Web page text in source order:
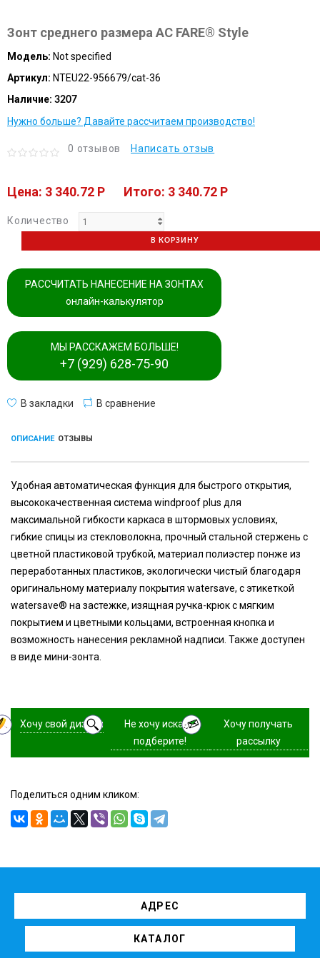
Зонт среднего размера AC FARE® Style
Модель: Not specified
Артикул: NTEU22-956679/cat-36
Наличие: 3207
Нужно больше? Давайте рассчитаем производство!
0 отзывов Написать отзыв
Цена: 3 340.72 P Итого: 3 340.72 P
Количество
В КОРЗИНУ
РАССЧИТАТЬ НАНЕСЕНИЕ НА ЗОНТАХ
онлайн-калькулятор
МЫ РАССКАЖЕМ БОЛЬШЕ!
+7 (929) 628-75-90
В закладки В сравнение
ОПИСАНИЕ ОТЗЫВЫ
Удобная автоматическая функция для быстрого открытия,
высококачественная система windproof plus для
максимальной гибкости каркаса в штормовых условиях,
гибкие спицы из стекловолокна, прочный стальной стержень с
цветной пластиковой трубкой, материал полиэстер понже из
переработанных пластиков, экологически чистый благодаря
оригинальному материалу покрытия watersave, с этикеткой
watersave® на застежке, изящная ручка-крюк с мягким
покрытием и цветными кольцами, встроенная кнопка и
возможность нанесения рекламной надписи. Также доступен
в виде мини-зонта.
Хочу свой дизайн
Не хочу искать,
подберите!
Хочу получать
рассылку
Поделиться одним кликом:
АДРЕС
КАТАЛОГ